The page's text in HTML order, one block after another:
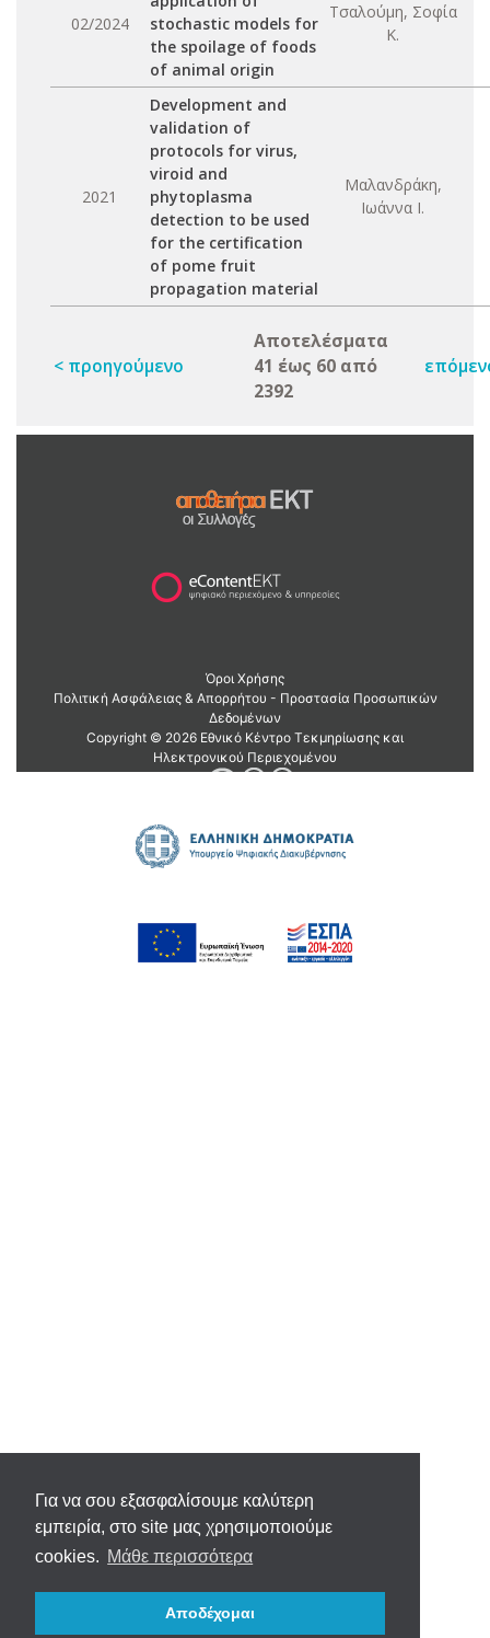
Για να σου εξασφαλίσουμε καλύτερη
εμπειρία, στο site μας χρησιμοποιούμε
cookies. Μάθε περισσότερα
Αποδέχομαι
02/2024
stochastic models for
the spoilage of foods
of animal origin
Τσαλούμη, Σοφία
Κ.
2021
Development and
validation of
protocols for virus,
viroid and
phytoplasma
detection to be used
for the certification
of pome fruit
propagation material
Μαλανδράκη,
Ιωάννα Ι.
< προηγούμενο
Αποτελέσματα
41 έως 60 από
2392